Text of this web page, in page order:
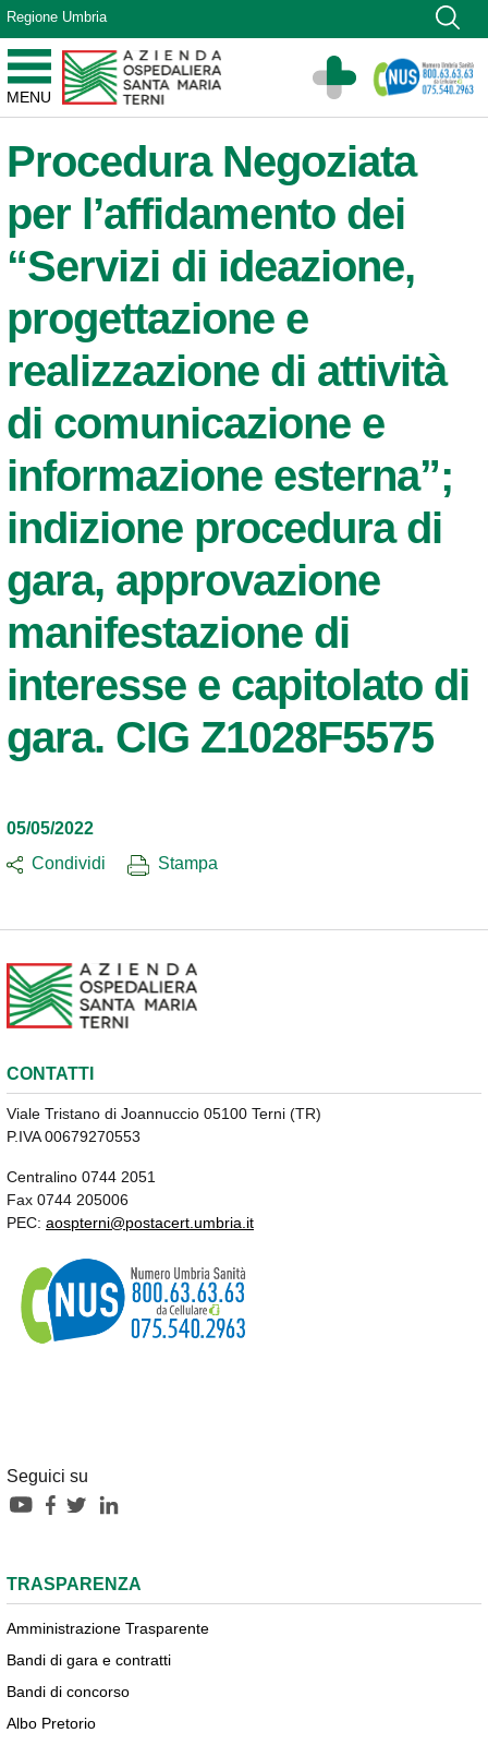
Vai ai contenuti
Vai al menu di navigazione
Vai al footer
Regione Umbria
MENU
Azienda Ospedaliera Santa Maria di Terni
Sito Istituzionale
Procedura Negoziata
per l’affidamento dei
“Servizi di ideazione,
progettazione e
realizzazione di attività
di comunicazione e
informazione esterna”;
indizione procedura di
gara, approvazione
manifestazione di
interesse e capitolato di
gara. CIG Z1028F5575
05/05/2022
Condividi
Stampa
CONTATTI
Viale Tristano di Joannuccio 05100 Terni (TR)
P.IVA 00679270553
Centralino 0744 2051
Fax 0744 205006
PEC: aospterni@postacert.umbria.it
Seguici su
TRASPARENZA
Amministrazione Trasparente
Bandi di gara e contratti
Bandi di concorso
Albo Pretorio